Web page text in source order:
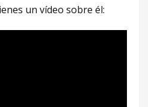
un vídeo sobre él: